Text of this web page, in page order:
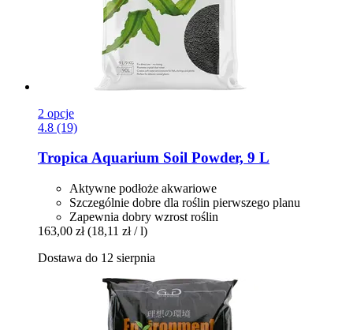
2 opcje
4.8 (19)
TropicaAquarium Soil Powder, 9 L
Aktywne podłoże akwariowe
Szczególnie dobre dla roślin pierwszego planu
Zapewnia dobry wzrost roślin
163,00 zł (18,11 zł / l)
Dostawa do 12 sierpnia